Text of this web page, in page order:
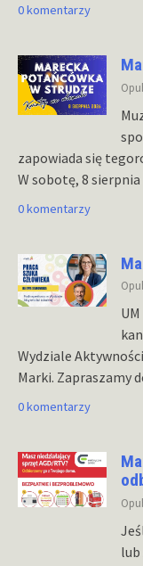
0 komentarzy
zapowiada się
W sobotę, 8 sierpnia
0 komentarzy
Wydziale
Marki. Zapraszamy
0 komentarzy
lub